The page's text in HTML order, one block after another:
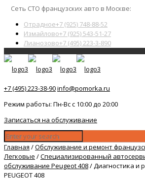
Сеть СТО французских авто в Москве:
Отрадное+7 (925) 748-88-52
Измайлово+7 (925) 543-51-27
Лианозово+7 (495) 223-3-890
+7 (495) 223-38-90info@pomorka.ru
Режим работы: Пн-Вс с 10:00 до 20:00
Записаться на обслуживание
Главная /Обслуживание и ремонт
Легковые /Специализированный
обслуживание Peugeot 408/Диагностика и
PEUGEOT 408